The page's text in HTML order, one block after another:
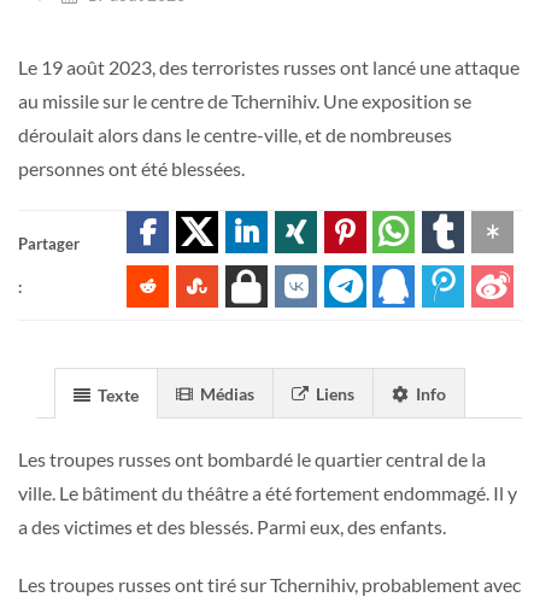
Le 19 août 2023, des terroristes russes ont lancé une attaque
au missile sur le centre de Tchernihiv. Une exposition se
déroulait alors dans le centre-ville, et de nombreuses
personnes ont été blessées.
Partager
:
Texte Médias Liens Info
Les troupes russes ont bombardé le quartier central de la
ville. Le bâtiment du théâtre a été fortement endommagé. Il y
a des victimes et des blessés. Parmi eux, des enfants.
Les troupes russes ont tiré sur Tchernihiv, probablement avec